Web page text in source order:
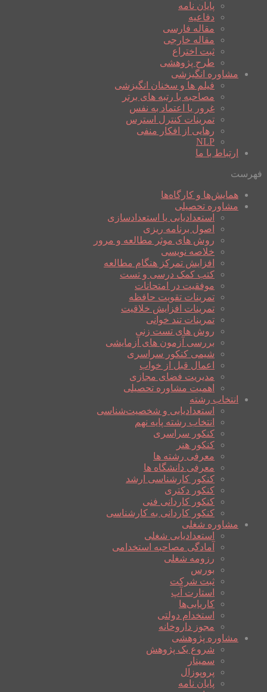
پایان نامه
دفاعیه
مقاله فارسی
مقاله خارجی
ثبت اختراع
طرح پژوهشی
مشاوره انگیزشی
فیلم ها و سخنان انگیزشی
مصاحبه با رتبه های برتر
غرور یا اعتماد به نفس
تمرینات کنترل استرس
رهایی از افکار منفی
NLP
ارتباط با ما
فهرست
همایش‌ها و کارگاه‌ها
مشاوره تحصیلی
استعدادیابی یا استعدادسازی
اصول برنامه ریزی
روش های موثر مطالعه و مرور
خلاصه نویسی
افزایش تمرکز هنگام مطالعه
کتب کمک درسی و تست
موفقیت در امتحانات
تمرینات تقویت حافظه
تمرینات افزایش خلاقیت
تمرینات تند خوانی
روش های تست زنی
بررسی آزمون های آزمایشی
شیمی کنکور سراسری
اعمال قبل از خواب
مدیریت فضای مجازی
اهمیت مشاوره تحصیلی
انتخاب رشته
استعدادیابی و شخصیت‌شناسی
انتخاب رشته پایه نهم
کنکور سراسری
کنکور هنر
معرفی رشته ها
معرفی دانشگاه ها
کنکور کارشناسی ارشد
کنکور دکتری
کنکور کاردانی فنی
کنکور کاردانی به کارشناسی
مشاوره شغلی
استعدادیابی شغلی
آمادگی مصاحبه استخدامی
رزومه شغلی
بورس
ثبت شرکت
استارت آپ
کاریابی‌ها
استخدام دولتی
مجوز داروخانه
مشاوره پژوهشی
شروع یک پژوهش
سمینار
پروپوزال
پایان نامه